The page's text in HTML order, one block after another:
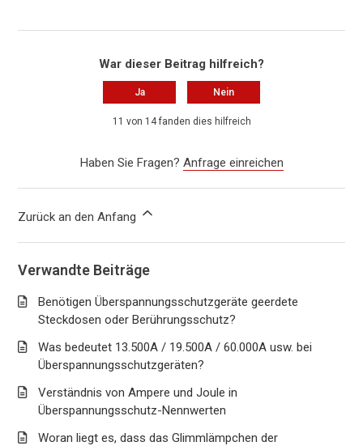
War dieser Beitrag hilfreich?
Ja Nein
11 von 14 fanden dies hilfreich
Haben Sie Fragen? Anfrage einreichen
Zurück an den Anfang
Verwandte Beiträge
Benötigen Überspannungsschutzgeräte geerdete
Steckdosen oder Berührungsschutz?
Was bedeutet 13.500A / 19.500A / 60.000A usw. bei
Überspannungsschutzgeräten?
Verständnis von Ampere und Joule in
Überspannungsschutz-Nennwerten
Woran liegt es, dass das Glimmlämpchen der